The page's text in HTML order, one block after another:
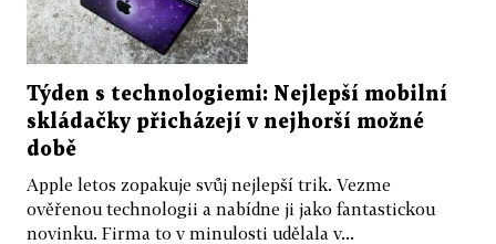
Týden s technologiemi: Nejlepší mobilní
skládačky přicházejí v nejhorší možné
době
Apple letos zopakuje svůj nejlepší trik. Vezme
ověřenou technologii a nabídne ji jako fantastickou
novinku. Firma to v minulosti udělala v...